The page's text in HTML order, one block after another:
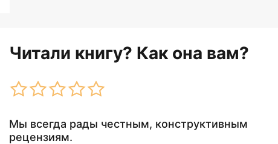
Читали книгу? Как она вам?
Мы всегда рады честным, конструктивным
рецензиям.